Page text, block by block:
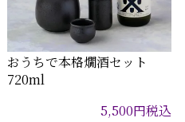
おうちで本格燗酒セット
720ml
5,500円税込